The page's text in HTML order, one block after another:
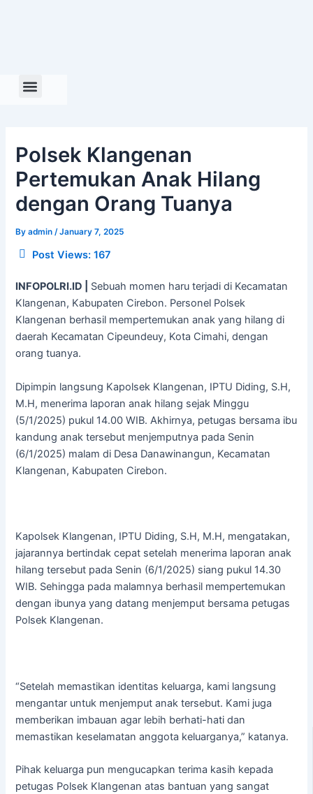
Polsek Klangenan
Pertemukan Anak Hilang
dengan Orang Tuanya
Byadmin /January 7, 2025
Post Views: 167
INFOPOLRI.ID |
Sebuah momen haru terjadi di Kecamatan
Klangenan, Kabupaten Cirebon. Personel Polsek
Klangenan berhasil mempertemukan anak yang hilang di
daerah Kecamatan Cipeundeuy, Kota Cimahi, dengan
orang tuanya.
Dipimpin langsung Kapolsek Klangenan, IPTU Diding, S.H,
M.H, menerima laporan anak hilang sejak Minggu
(5/1/2025) pukul 14.00 WIB. Akhirnya, petugas bersama ibu
kandung anak tersebut menjemputnya pada Senin
(6/1/2025) malam di Desa Danawinangun, Kecamatan
Klangenan, Kabupaten Cirebon.
Kapolsek Klangenan, IPTU Diding, S.H, M.H, mengatakan,
jajarannya bertindak cepat setelah menerima laporan anak
hilang tersebut pada Senin (6/1/2025) siang pukul 14.30
WIB. Sehingga pada malamnya berhasil mempertemukan
dengan ibunya yang datang menjemput bersama petugas
Polsek Klangenan.
“Setelah memastikan identitas keluarga, kami langsung
mengantar untuk menjemput anak tersebut. Kami juga
memberikan imbauan agar lebih berhati-hati dan
memastikan keselamatan anggota keluarganya,” katanya.
Pihak keluarga pun mengucapkan terima kasih kepada
petugas Polsek Klangenan atas bantuan yang sangat